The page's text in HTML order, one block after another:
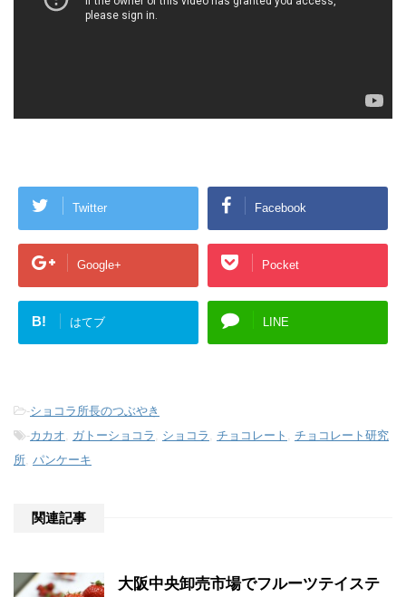
Twitter Facebook
Google+ Pocket
B! はてブ LINE
-ショコラ所長のつぶやき
-カカオ ガトーショコラ ショコラ チョコレート
チョコレート研究
所 パンケーキ
関連記事
大阪中央卸売市場でフルーツテイステ